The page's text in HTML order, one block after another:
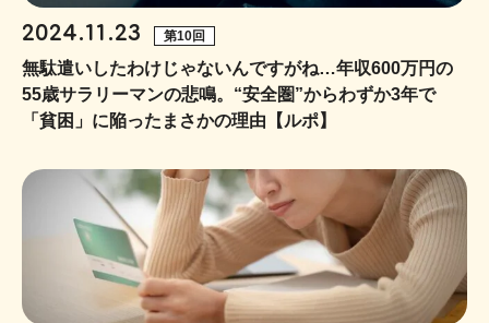
2024.11.23 第10回
無駄遣いしたわけじゃないんですがね…年収600万円の
55歳サラリーマンの悲鳴。“安全圏”からわずか3年で
「貧困」に陥ったまさかの理由【ルポ】